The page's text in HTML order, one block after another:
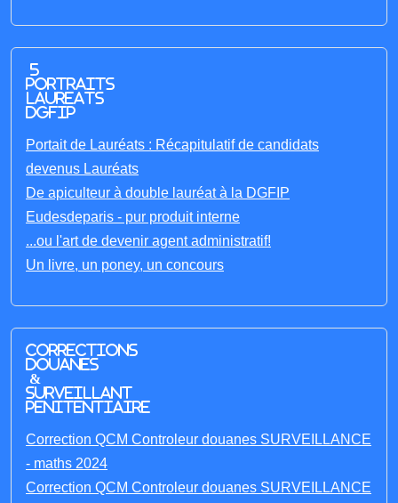
5
portraits
laureats
DGFIP
Portait de Lauréats : Récapitulatif de candidats
devenus Lauréats
De apiculteur à double lauréat à la DGFIP
Eudesdeparis - pur produit interne
...ou l'art de devenir agent administratif!
Un livre, un poney, un concours
Corrections
Douanes
&
Surveillant
penitentiaire
Correction QCM Controleur douanes SURVEILLANCE
- maths 2024
Correction QCM Controleur douanes SURVEILLANCE